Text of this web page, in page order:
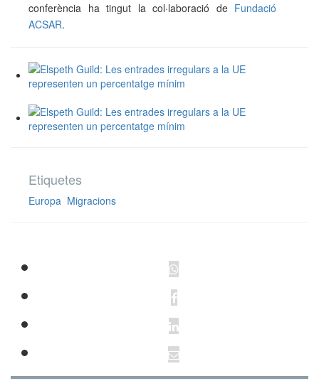
conferència ha tingut la col·laboració de Fundació
ACSAR.
Etiquetes
Europa Migracions